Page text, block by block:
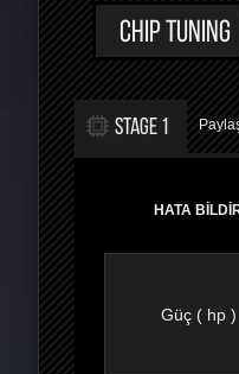
CHIP TUNING
STAGE 1
HATA
Güç ( hp )